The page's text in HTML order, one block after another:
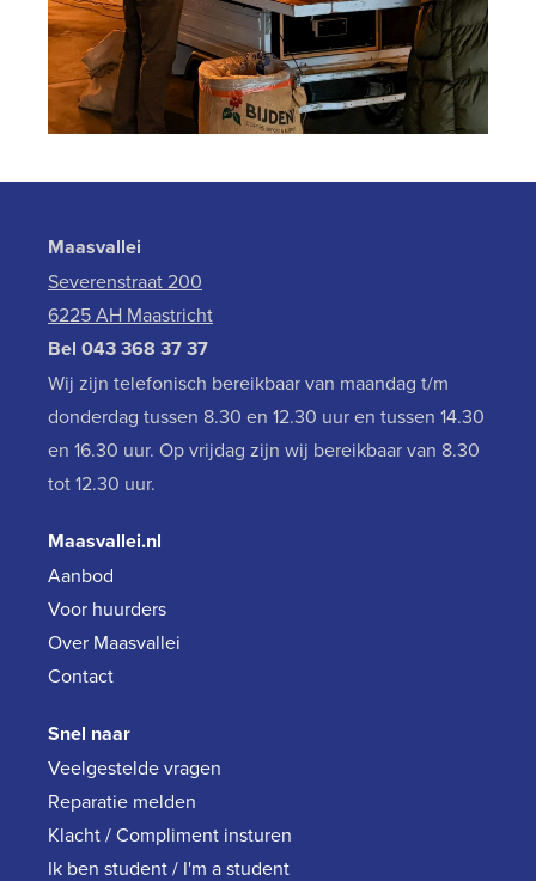
Maasvallei
Severenstraat 200
6225 AH Maastricht
Bel 043 368 37 37
Wij zijn telefonisch bereikbaar van maandag t/m
donderdag tussen 8.30 en 12.30 uur en tussen 14.30
en 16.30 uur. Op vrijdag zijn wij bereikbaar van 8.30
tot 12.30 uur.
Maasvallei.nl
Aanbod
Voor huurders
Over Maasvallei
Contact
Snel naar
Veelgestelde vragen
Reparatie melden
Klacht / Compliment insturen
Ik ben student / I'm a student